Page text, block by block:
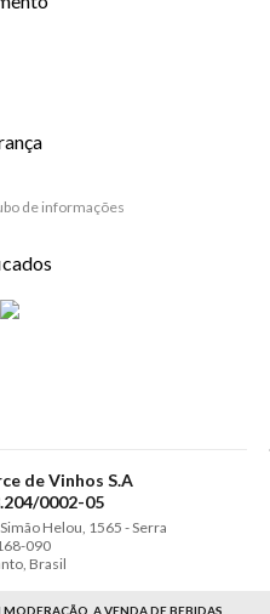
de informações
de Vinhos S.A
0002-05
Helou, 1565 - Serra
090
Brasil
A VENDA DE BEBIDAS